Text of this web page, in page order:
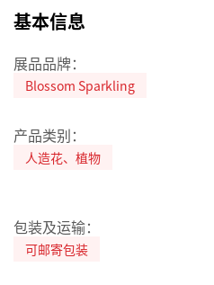
基本信息
展品品牌：
Blossom Sparkling
产品类别：
人造花、植物
包装及运输：
可邮寄包装